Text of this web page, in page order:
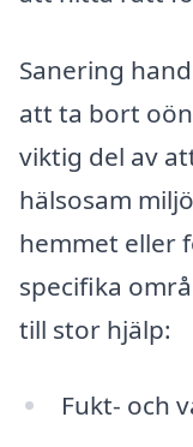
Sanering
att ta bort
viktig del av
hälsosam
hemmet eller
specifika
till stor hjälp:
Fukt- och